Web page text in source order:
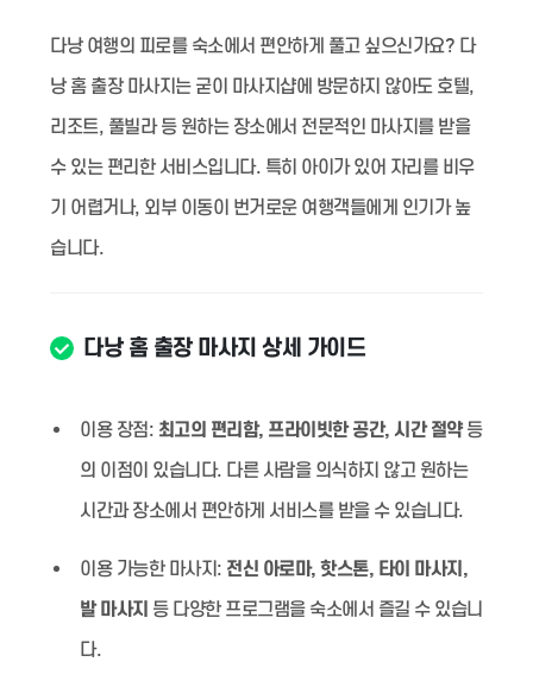
다낭 여행의 피로를 숙소에서 편안하게 풀고 싶으신가요? 다
낭 홈 출장 마사지는 굳이 마사지샵에 방문하지 않아도 호텔,
리조트, 풀빌라 등 원하는 장소에서 전문적인 마사지를 받을
수 있는 편리한 서비스입니다. 특히 아이가 있어 자리를 비우
기 어렵거나, 외부 이동이 번거로운 여행객들에게 인기가 높
습니다.
다낭 홈 출장 마사지 상세 가이드
이용 장점: 최고의 편리함, 프라이빗한 공간, 시간 절약등
의 이점이 있습니다. 다른 사람을 의식하지 않고 원하는
시간과 장소에서 편안하게 서비스를 받을 수 있습니다.
이용 가능한 마사지: 전신 아로마, 핫스톤, 타이 마사지,
발 마사지 등 다양한 프로그램을 숙소에서 즐길 수 있습니
다.